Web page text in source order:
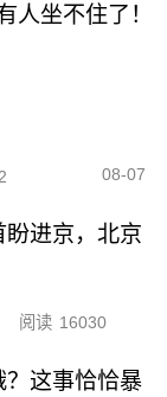
人坐不住了！
08-07
进京，北京
阅读 16030
？这事恰恰暴